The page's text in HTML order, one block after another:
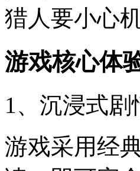
猎人要小心
游戏核心体
1、沉浸式剧
游戏采用经